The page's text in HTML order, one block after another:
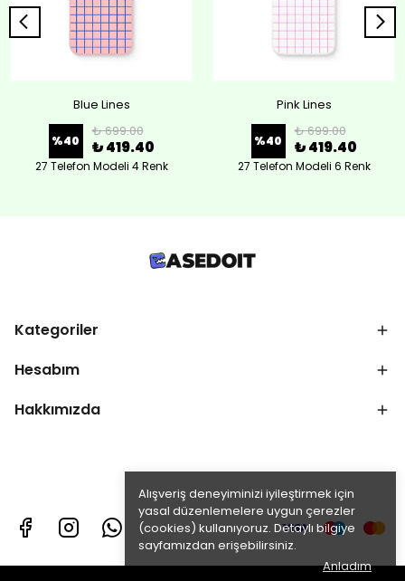
Alışveriş deneyiminizi iyileştirmek için
yasal düzenlemelere uygun çerezler
(cookies) kullanıyoruz. Detaylı bilgiye
sayfamızdan erişebilirsiniz.
Anladım
Blue Lines
%40
₺ 699.00
₺ 419.40
27 Telefon Modeli 4 Renk
Pink Lines
%40
₺ 699.00
₺ 419.40
27 Telefon Modeli 6 Renk
Kategoriler
Hesabım
Hakkımızda